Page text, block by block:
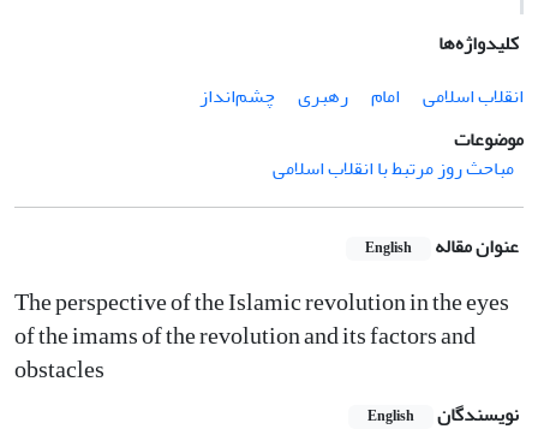
کلیدواژه‌ها
انقلاب اسلامی
امام رهبری
چشم‌انداز
موضوعات
مباحث روز مرتبط با انقلاب اسلامی
عنوان مقاله English
The perspective of the Islamic revolution in the eyes
of the imams of the revolution and its factors and
obstacles
نویسندگان English